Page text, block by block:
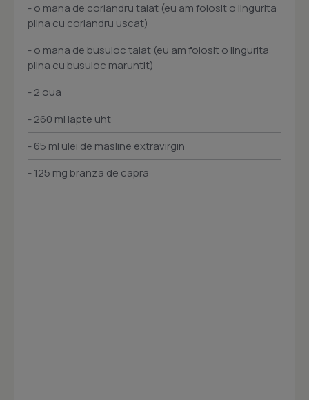
- o mana de coriandru taiat (eu am folosit o lingurita
plina cu coriandru uscat)
- o mana de busuioc taiat (eu am folosit o lingurita
plina cu busuioc maruntit)
- 2 oua
- 260 ml lapte uht
- 65 ml ulei de masline extravirgin
- 125 mg branza de capra